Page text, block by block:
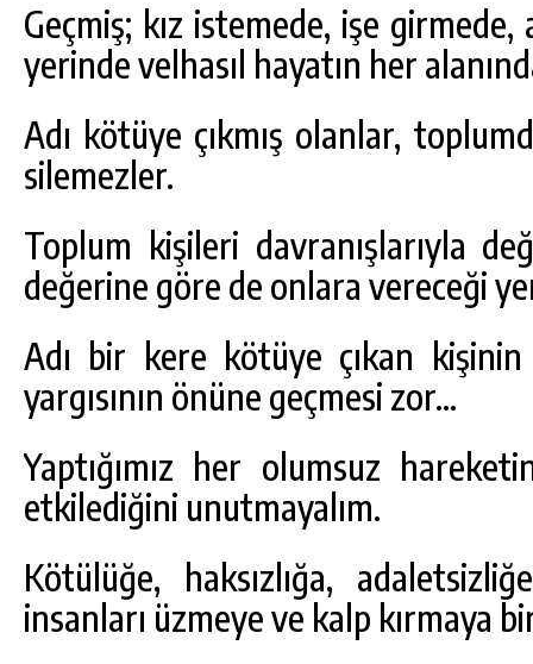
Geçmiş; kız istemede, işe
yerinde velhasıl hayatın her
Adı kötüye çıkmış olanlar,
silemezler.
Toplum kişileri davranışlarıyla
değerine göre de onlara vereceği
Adı bir kere kötüye çıkan
yargısının önüne geçmesi zor…
Yaptığımız her olumsuz
etkilediğini unutmayalım.
Kötülüğe, haksızlığa,
insanları üzmeye ve kalp kırmaya